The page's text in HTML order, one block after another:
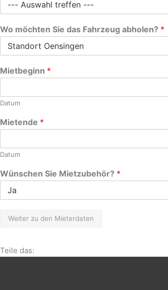
Wo möchten Sie das Fahrzeug abholen? *
Mietbeginn *
Datum
Mietende *
Datum
Wünschen Sie Mietzubehör? *
Weiter zu den Mieterdaten
Teile das: